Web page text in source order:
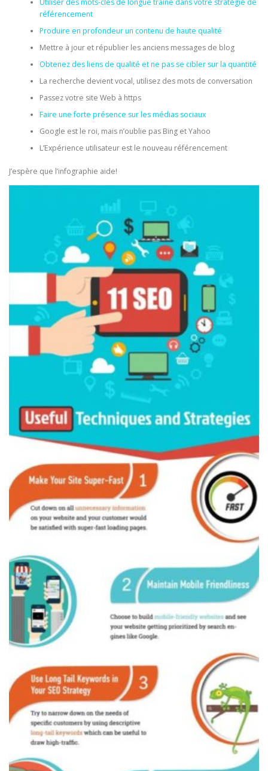
Utiliser des mots-clés de longue traine dans votre stratégie de
référencement
Produire en profondeur un contenu de haute qualité
Mettre à jour et républier les anciens messages de blog
Obtenez des liens de qualité et ne pas se cibler sur la quantité
La recherche devient vocal, utilisez des mots de conversation
Passez votre site Web à https
Faire une forte présence sur les médias sociaux
Google est le roi, mais n’oublie pas Bing et Yahoo
L’Expérience utilisateur est le nouveau référencement
J’espère que l’infographie aide!